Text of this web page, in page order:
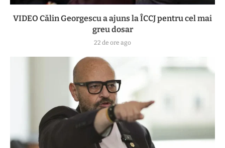
VIDEO Călin Georgescu a ajuns la ÎCCJ pentru cel mai
greu dosar
22 de ore ago